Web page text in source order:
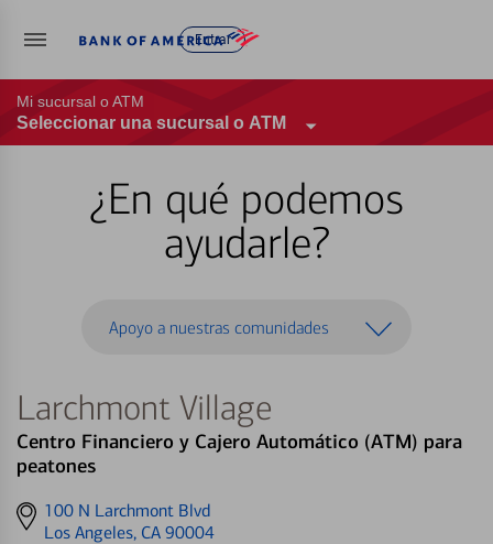
Entrar
Mi sucursal o ATM
Seleccionar una sucursal o ATM
¿En qué podemos
ayudarle?
Apoyo a nuestras comunidades
Larchmont Village
Centro Financiero y Cajero Automático (ATM) para
peatones
Get
directions
100 N Larchmont Blvd
Los Angeles, CA 90004